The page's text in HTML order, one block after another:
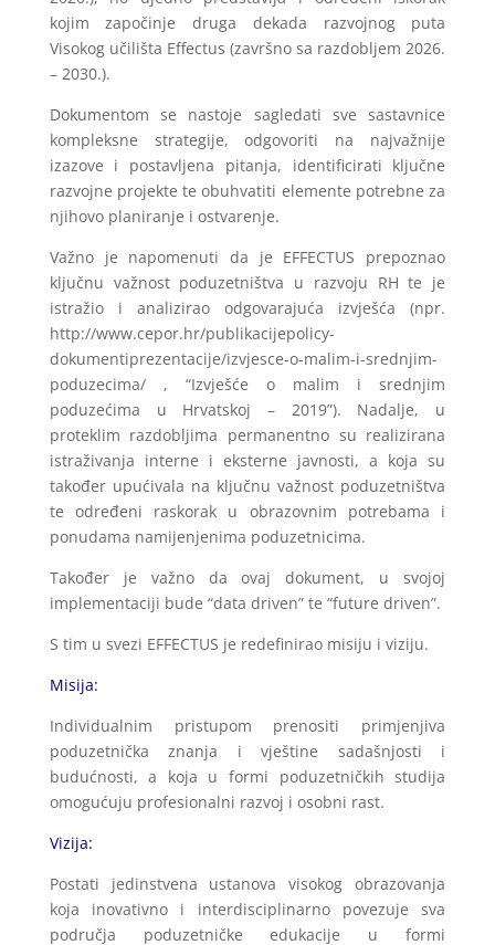
kojim započinje druga dekada razvojnog puta
Visokog učilišta Effectus (završno sa razdobljem 2026.
– 2030.).
Dokumentom se nastoje sagledati sve sastavnice
kompleksne strategije, odgovoriti na najvažnije
izazove i postavljena pitanja, identificirati ključne
razvojne projekte te obuhvatiti elemente potrebne za
njihovo planiranje i ostvarenje.
Važno je napomenuti da je EFFECTUS prepoznao
ključnu važnost poduzetništva u razvoju RH te je
istražio i analizirao odgovarajuća izvješća (npr.
http://www.cepor.hr/publikacijepolicy-
dokumentiprezentacije/izvjesce-o-malim-i-srednjim-
poduzecima/ , “Izvješće o malim i srednjim
poduzećima u Hrvatskoj – 2019”). Nadalje, u
proteklim razdobljima permanentno su realizirana
istraživanja interne i eksterne javnosti, a koja su
također upućivala na ključnu važnost poduzetništva
te određeni raskorak u obrazovnim potrebama i
ponudama namijenjenima poduzetnicima.
Također je važno da ovaj dokument, u svojoj
implementaciji bude “data driven” te “future driven”.
S tim u svezi EFFECTUS je redefinirao misiju i viziju.
Misija:
Individualnim pristupom prenositi primjenjiva
poduzetnička znanja i vještine sadašnjosti i
budućnosti, a koja u formi poduzetničkih studija
omogućuju profesionalni razvoj i osobni rast.
Vizija:
Postati jedinstvena ustanova visokog obrazovanja
koja inovativno i interdisciplinarno povezuje sva
područja poduzetničke edukacije u formi